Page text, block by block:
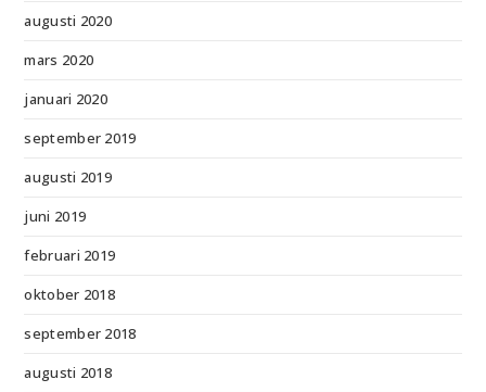
augusti 2020
mars 2020
januari 2020
september 2019
augusti 2019
juni 2019
februari 2019
oktober 2018
september 2018
augusti 2018